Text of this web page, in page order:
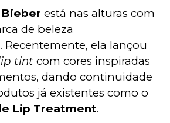
está nas alturas com
de beleza
. Recentemente, ela lançou
tint com cores inspiradas
dando continuidade
já existentes como o
Lip Treatment.